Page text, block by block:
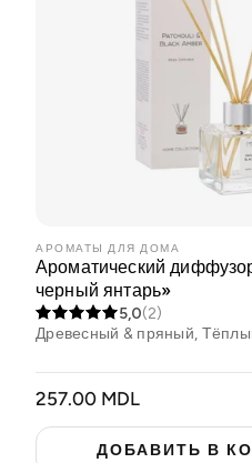
АРОМАТЫ ДЛЯ ДОМА
Ароматический
черный янтарь»
5,0(2)
Древесный & пряный,
ОБЫЧНАЯ
257.00 MDL
ДОБАВИТЬ В